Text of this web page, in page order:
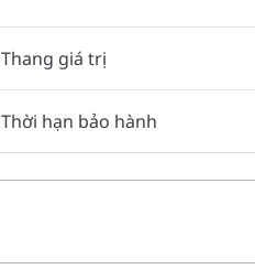
Thang giá trị
Thời hạn bảo hành